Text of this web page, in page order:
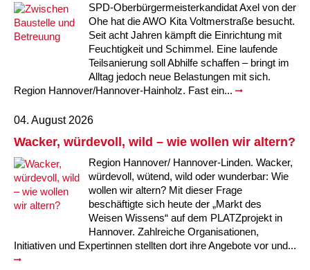
SPD-Oberbürgermeisterkandidat Axel von der
Ohe hat die AWO Kita Voltmerstraße besucht.
Seit acht Jahren kämpft die Einrichtung mit
Feuchtigkeit und Schimmel. Eine laufende
Teilsanierung soll Abhilfe schaffen – bringt im
Alltag jedoch neue Belastungen mit sich.
Region Hannover/Hannover-Hainholz. Fast ein...
04. August 2026
Wacker, würdevoll, wild – wie wollen wir altern?
Region Hannover/ Hannover-Linden. Wacker,
würdevoll, wütend, wild oder wunderbar: Wie
wollen wir altern? Mit dieser Frage
beschäftigte sich heute der „Markt des
Weisen Wissens“ auf dem PLATZprojekt in
Hannover. Zahlreiche Organisationen,
Initiativen und Expertinnen stellten dort ihre Angebote vor und...